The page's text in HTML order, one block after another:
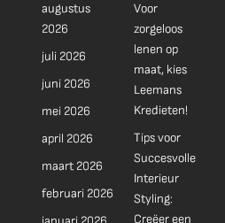
augustus
2026
juli 2026
juni 2026
mei 2026
april 2026
maart 2026
februari 2026
Voor
zorgeloos
lenen op
maat, kies
Leemans
Kredieten!
Tips voor
Succesvolle
Interieur
Styling:
Creëer een